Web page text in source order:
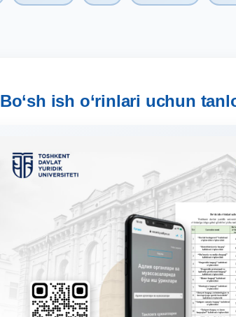
Bo‘sh ish o‘rinlari uchun